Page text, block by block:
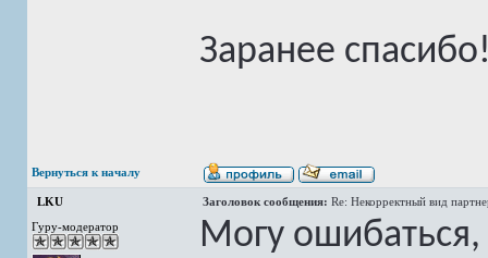
Заранее
Вернуться к началу
LKU Заголовок сообщения: Re: Некорректный вид
Гуру-модератор
Могу ошибаться,